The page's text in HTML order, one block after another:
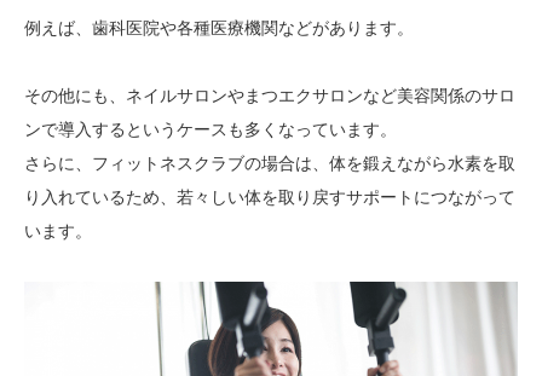
例えば、歯科医院や各種医療機関などがあります。
その他にも、ネイルサロンやまつエクサロンなど美容関係のサロ
ンで導入するというケースも多くなっています。
さらに、フィットネスクラブの場合は、体を鍛えながら水素を取
り入れているため、若々しい体を取り戻すサポートにつながって
います。